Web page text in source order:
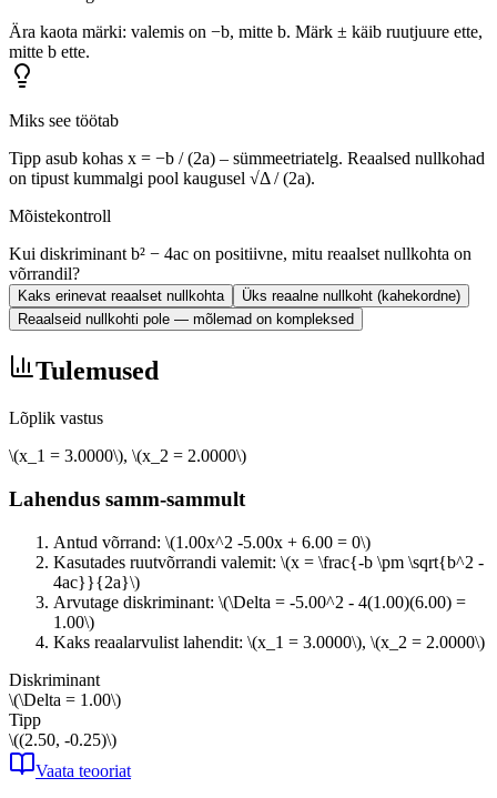
Ära kaota märki: valemis on −b, mitte b. Märk ± käib ruutjuure ette,
mitte b ette.
Miks see töötab
Tipp asub kohas x = −b / (2a) – sümmeetriatelg. Reaalsed nullkohad
on tipust kummalgi pool kaugusel √Δ / (2a).
Mõistekontroll
Kui diskriminant b² − 4ac on positiivne, mitu reaalset nullkohta on
võrrandil?
Kaks erinevat reaalset nullkohta
Üks reaalne nullkoht (kahekordne)
Reaalseid nullkohti pole — mõlemad on kompleksed
Tulemused
Lõplik vastus
\(x_1 = 3.0000\), \(x_2 = 2.0000\)
Lahendus samm-sammult
Antud võrrand: \(1.00x^2 -5.00x + 6.00 = 0\)
Kasutades ruutvõrrandi valemit: \(x = \frac{-b \pm \sqrt{b^2 -
4ac}}{2a}\)
Arvutage diskriminant: \(\Delta = -5.00^2 - 4(1.00)(6.00) =
1.00\)
Kaks reaalarvulist lahendit: \(x_1 = 3.0000\), \(x_2 = 2.0000\)
Diskriminant
\(\Delta = 1.00\)
Tipp
\((2.50, -0.25)\)
Vaata teooriat